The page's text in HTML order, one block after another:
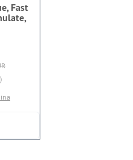
Fast